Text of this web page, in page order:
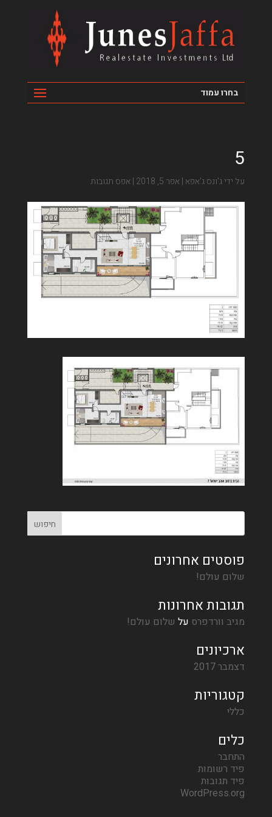
בחרו עמוד
5
על ידיג'ונס ג'אפא |אפר 5, 2018 |אפס תגובות
פוסטים אחרונים
שלום עולם!
תגובות אחרונות
מגיב וורדפרס על שלום עולם!
ארכיונים
דצמבר 2017
קטגוריות
כללי
כלים
התחבר
פיד רשומות
פיד תגובות
WordPress.org